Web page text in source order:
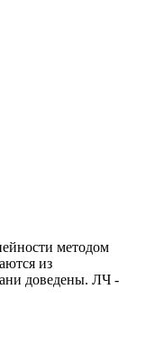
методом
из
доведены. ЛЧ -